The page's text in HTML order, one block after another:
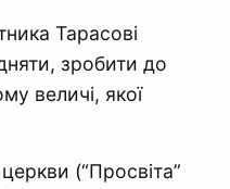
Тарасові
зробити до
величі, якої
(“Просвіта”